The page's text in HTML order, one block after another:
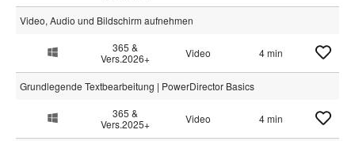
Video, Audio und Bildschirm aufnehmen
365 &
Vers.2026+
Video 4 min
Grundlegende Textbearbeitung | PowerDirector Basics
365 &
Vers.2025+
Video 4 min